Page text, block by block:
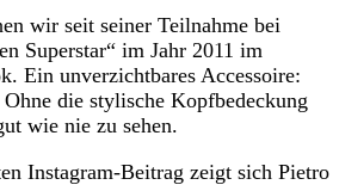
wir seit seiner Teilnahme bei
Superstar“ im Jahr 2011 im
Ein unverzichtbares Accessoire:
die stylische Kopfbedeckung
wie nie zu sehen.
Instagram-Beitrag zeigt sich Pietro